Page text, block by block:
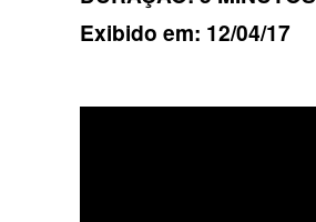
Exibido em: 12/04/17